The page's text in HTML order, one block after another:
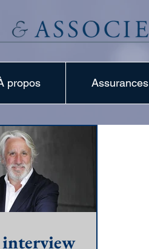
propos Assurances
interview